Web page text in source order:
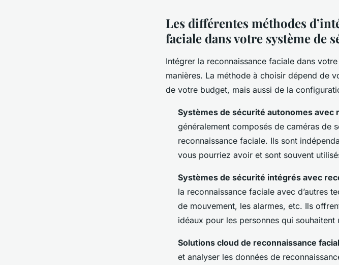
Les différentes méthodes
faciale dans votre système de
Intégrer la reconnaissance faciale dans
manières. La méthode à choisir dépend de
de votre budget, mais aussi de la
Systèmes de sécurité autonomes avec
généralement composés de caméras de
reconnaissance faciale. Ils sont
vous pourriez avoir et sont souvent
Systèmes de sécurité intégrés avec
la reconnaissance faciale avec d’autres
de mouvement, les alarmes, etc. Ils
idéaux pour les personnes qui
Solutions cloud de reconnaissance
et analyser les données de